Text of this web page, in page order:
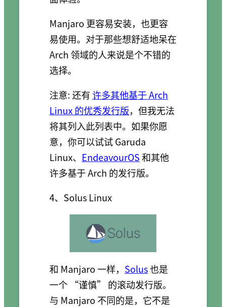
Manjaro 更容易安装，也更容
易使用。对于那些想舒适地呆在
Arch 领域的人来说是个不错的
选择。
注意: 还有许多其他基于 Arch
Linux 的优秀发行版，但我无法
将其列入此列表中。如果你愿
意，你可以试试 Garuda
Linux、 EndeavourOS和其他
许多基于 Arch 的发行版。
4、Solus Linux
和 Manjaro 一样， Solus也是
一个 “谨慎” 的滚动发行版。
与 Manjaro 不同的是，它不是